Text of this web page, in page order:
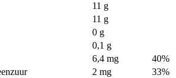
11 g
11 g
0 g
0,1 g
6,4 mg
40%
2 mg
33%